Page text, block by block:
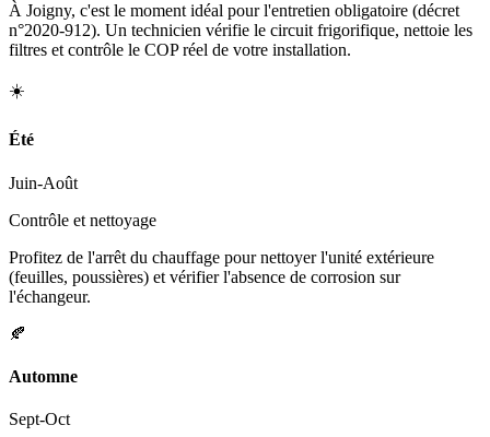
À Joigny, c'est le moment idéal pour l'entretien obligatoire (décret
n°2020-912). Un technicien vérifie le circuit frigorifique, nettoie les
filtres et contrôle le COP réel de votre installation.
☀️
Été
Juin-Août
Contrôle et nettoyage
Profitez de l'arrêt du chauffage pour nettoyer l'unité extérieure
(feuilles, poussières) et vérifier l'absence de corrosion sur
l'échangeur.
🍂
Automne
Sept-Oct